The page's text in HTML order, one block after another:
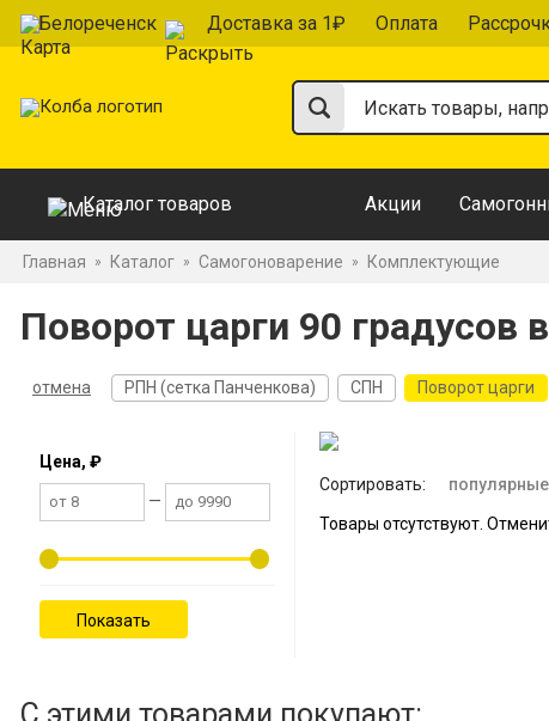
Белореченск Доставка за 1₽ Оплата
Каталог товаров Акции
Главная » Каталог » Самогоноварение » Комплектующие
Поворот царги 90 градусов
отмена РПН (сетка Панченкова) СПН Поворот царги
Цена, ₽
—
Сортировать: популярные
Товары отсутствуют.